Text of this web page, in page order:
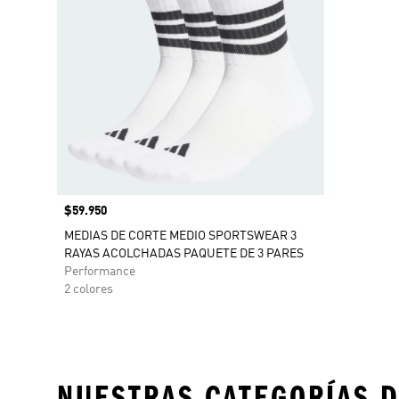
Precio
$59.950
MEDIAS DE CORTE MEDIO SPORTSWEAR 3
RAYAS ACOLCHADAS PAQUETE DE 3 PARES
Performance
2 colores